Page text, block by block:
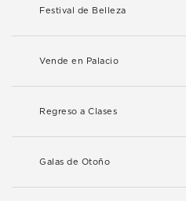
Festival de Belleza
Vende en Palacio
Regreso a Clases
Galas de Otoño